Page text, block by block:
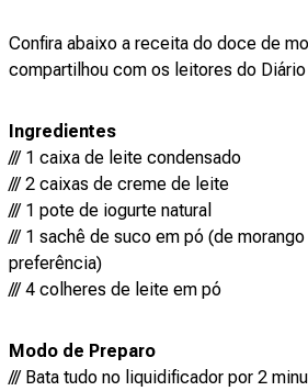
Confira abaixo a receita do doce de
compartilhou com os leitores do Diário
Ingredientes
/// 1 caixa de leite condensado
/// 2 caixas de creme de leite
/// 1 pote de iogurte natural
/// 1 sachê de suco em pó (de
preferência)
/// 4 colheres de leite em pó
Modo de Preparo
/// Bata tudo no liquidificador por 2